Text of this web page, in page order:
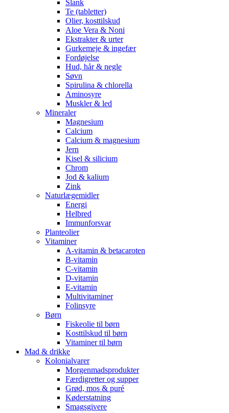
Slank
Te (tabletter)
Olier, kosttilskud
Aloe Vera & Noni
Ekstrakter & urter
Gurkemeje & ingefær
Fordøjelse
Hud, hår & negle
Søvn
Spirulina & chlorella
Aminosyre
Muskler & led
Mineraler
Magnesium
Calcium
Calcium & magnesium
Jern
Kisel & silicium
Chrom
Jod & kalium
Zink
Naturlægemidler
Energi
Helbred
Immunforsvar
Planteolier
Vitaminer
A-vitamin & betacaroten
B-vitamin
C-vitamin
D-vitamin
E-vitamin
Multivitaminer
Folinsyre
Børn
Fiskeolie til børn
Kosttilskud til børn
Vitaminer til børn
Mad & drikke
Kolonialvarer
Morgenmadsprodukter
Færdigretter og supper
Grød, mos & puré
Køderstatning
Smagsgivere